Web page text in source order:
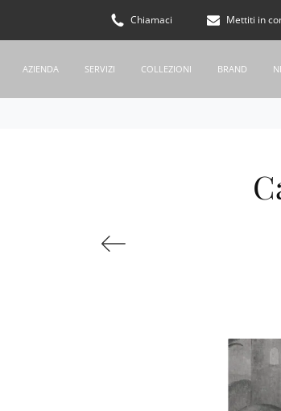
Chiamaci Mettiti in
AZIENDA SERVIZI COLLEZIONI BRAND